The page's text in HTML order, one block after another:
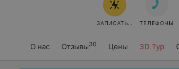
О нас Отзывы30 Цены 3D Тур
ЗАПИСАТЬСЯ ОНЛАЙН
ТЕЛЕФОНЫ